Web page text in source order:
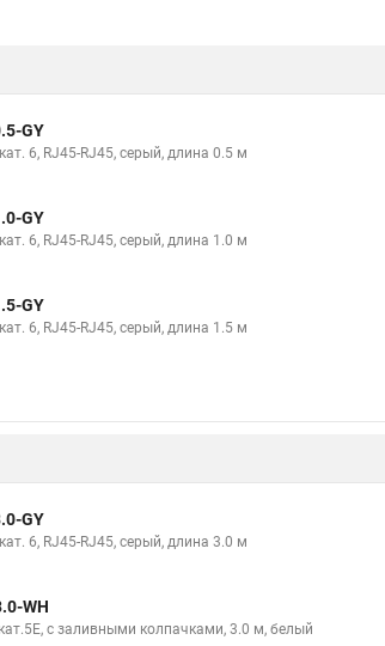
GY
6, RJ45-RJ45, серый, длина 0.5 м
GY
6, RJ45-RJ45, серый, длина 1.0 м
GY
6, RJ45-RJ45, серый, длина 1.5 м
GY
6, RJ45-RJ45, серый, длина 3.0 м
WH
с заливными колпачками, 3.0 м, белый